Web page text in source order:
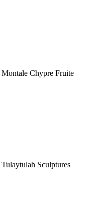
Montale Chypre Fruite
Tulaytulah Sculptures